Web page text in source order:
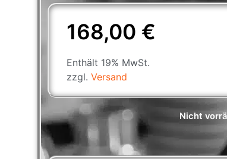
168,00 €
Enthält 19% MwSt.
zzgl. Versand
Nicht